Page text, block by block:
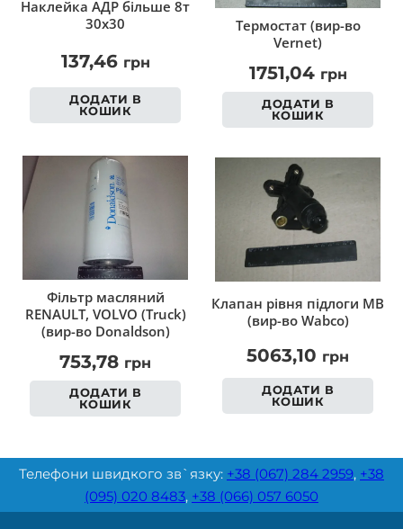
Наклейка АДР більше 8т
30х30
137,46 грн
ДОДАТИ В
КОШИК
Термостат (вир-во
Vernet)
1751,04 грн
ДОДАТИ В
КОШИК
Фільтр масляний
RENAULT, VOLVO (Truck)
(вир-во Donaldson)
753,78 грн
ДОДАТИ В
КОШИК
Клапан рівня підлоги MB
(вир-во Wabco)
5063,10 грн
ДОДАТИ В
КОШИК
Телефони швидкого зв`язку: +38 (067) 284 2959, +38
(095) 020 8483, +38 (066) 057 6050